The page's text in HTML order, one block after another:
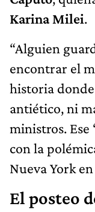
Karina Milei.
“Alguien
encontrar el
historia
antiético, ni
ministros.
con la
Nueva York
El posteo